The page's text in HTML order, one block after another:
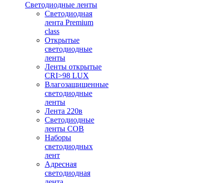
Светодиодные ленты
Светодиодная
лента Premium
class
Открытые
светодиодные
ленты
Ленты открытые
CRI>98 LUX
Влагозащищенные
светодиодные
ленты
Лента 220в
Светодиодные
ленты COB
Наборы
светодиодных
лент
Адресная
светодиодная